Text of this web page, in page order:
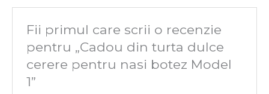
Fii primul care scrii o recenzie
pentru „Cadou din turta dulce
cerere pentru nasi botez Model
1”